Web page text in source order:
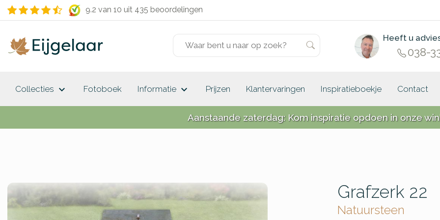
9.2 van 10 uit 435 beoordelingen
Heeft u
038-
Collecties keyboard_arrow_down Fotoboek Informatie keyboard_arrow_down Prijzen Klantervaringen Inspiratieboekje Contact
Aanstaande zaterdag: Kom inspiratie opdoen in onze
Grafzerk 22
Natuursteen